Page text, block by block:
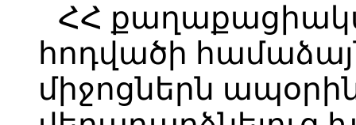
ՀՀ
հոդվածի
միջոցներն